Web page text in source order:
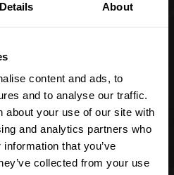
Details About
content and ads, to
and to analyse our traffic.
about your use of our site with
and analytics partners who
that you’ve
collected from your use
VENDAS RAVAS
revendedor
da sua rede global de
de venda RAVAS,
marcas OEM e
OEM locais.